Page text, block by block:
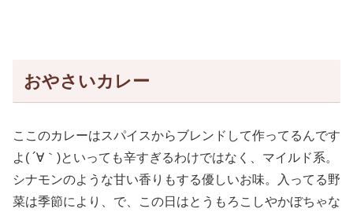
おやさいカレー
ここのカレーはスパイスからブレンドして作ってるんです
よ( ´∀｀)といっても辛すぎるわけではなく、マイルド系。
シナモンのような甘い香りもする優しいお味。入ってる野
菜は季節により、で、この日はとうもろこしやかぼちゃな